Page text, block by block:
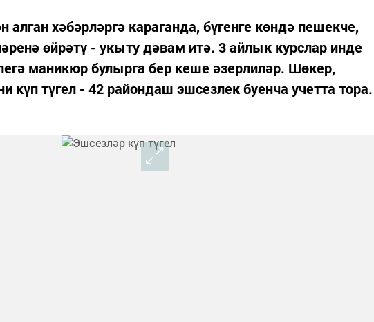
алган хәбәрләргә караганда, бүгенге көндә пешекче,
өйрәтү - укыту дәвам итә. 3 айлык курслар инде
маникюр булырга бер кеше әзерлиләр. Шөкер,
күп түгел - 42 райондаш эшсезлек буенча учетта тора.